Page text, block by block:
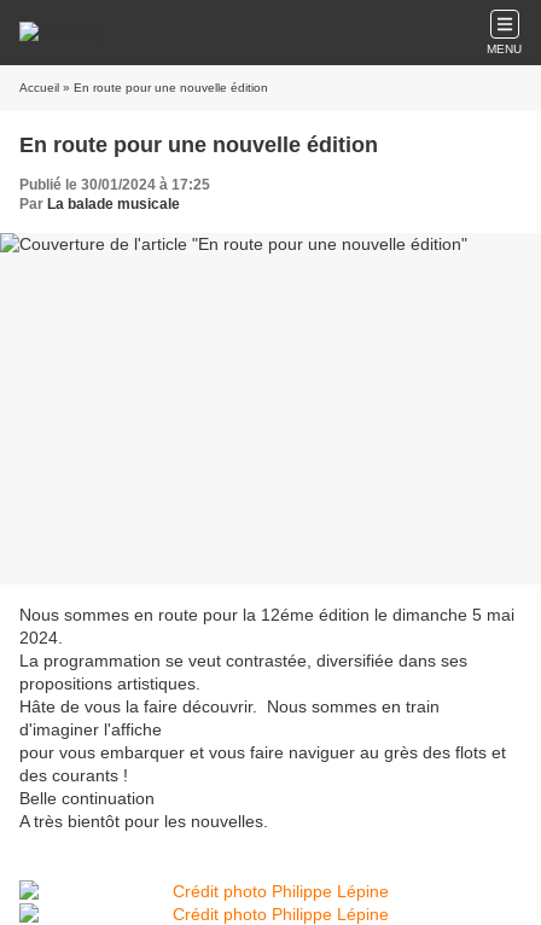
MENU
Accueil » En route pour une nouvelle édition
En route pour une nouvelle édition
Publié le 30/01/2024 à 17:25
Par La balade musicale
Nous sommes en route pour la 12éme édition le dimanche 5 mai
2024.
La programmation se veut contrastée, diversifiée dans ses
propositions artistiques.
Hâte de vous la faire découvrir. Nous sommes en train
d'imaginer l'affiche
pour vous embarquer et vous faire naviguer au grès des flots et
des courants !
Belle continuation
A très bientôt pour les nouvelles.